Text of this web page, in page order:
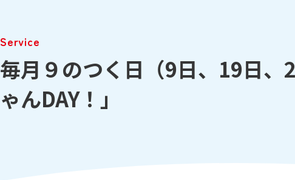
Service
毎月９のつく日（9日、19日、
ゃんDAY！」